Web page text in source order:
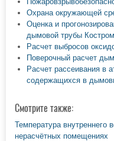
Охрана окружающей
Оценка и
дымовой трубы
Расчет выбросов
Поверочный расчет
Расчет рассеивания в
содержащихся в
Смотрите также:
Температура внутреннего
нерасчётных помещениях